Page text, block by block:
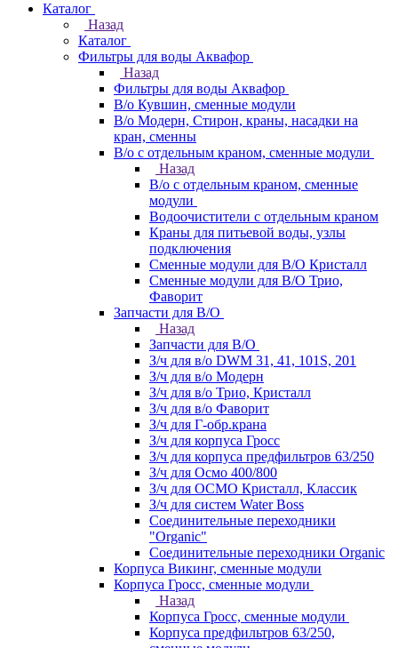
Каталог
Назад
Каталог
Фильтры для воды Аквафор
Назад
Фильтры для воды Аквафор
В/о Кувшин, сменные модули
В/о Модерн, Стирон, краны, насадки на
кран, сменны
В/о с отдельным краном, сменные модули
Назад
В/о с отдельным краном, сменные
модули
Водоочистители с отдельным краном
Краны для питьевой воды, узлы
подключения
Сменные модули для В/О Кристалл
Сменные модули для В/О Трио,
Фаворит
Запчасти для В/О
Назад
Запчасти для В/О
З/ч для в/о DWM 31, 41, 101S, 201
З/ч для в/о Модерн
З/ч для в/о Трио, Кристалл
З/ч для в/о Фаворит
З/ч для Г-обр.крана
З/ч для корпуса Гросс
З/ч для корпуса предфильтров 63/250
З/ч для Осмо 400/800
З/ч для ОСМО Кристалл, Классик
З/ч для систем Water Boss
Соединительные переходники
"Organic"
Соединительные переходники Organic
Корпуса Викинг, сменные модули
Корпуса Гросс, сменные модули
Назад
Корпуса Гросс, сменные модули
Корпуса предфильтров 63/250,